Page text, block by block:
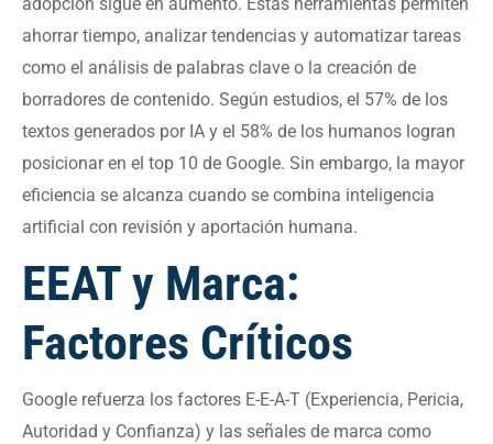
adopción sigue en aumento. Estas herramientas permiten
ahorrar tiempo, analizar tendencias y automatizar tareas
como el análisis de palabras clave o la creación de
borradores de contenido. Según estudios, el 57% de los
textos generados por IA y el 58% de los humanos logran
posicionar en el top 10 de Google. Sin embargo, la mayor
eficiencia se alcanza cuando se combina inteligencia
artificial con revisión y aportación humana.
EEAT y Marca:
Factores Críticos
Google refuerza los factores E-E-A-T (Experiencia, Pericia,
Autoridad y Confianza) y las señales de marca como